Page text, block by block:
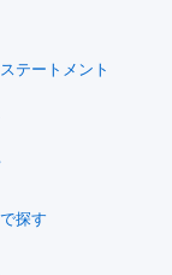
テートメント
探す